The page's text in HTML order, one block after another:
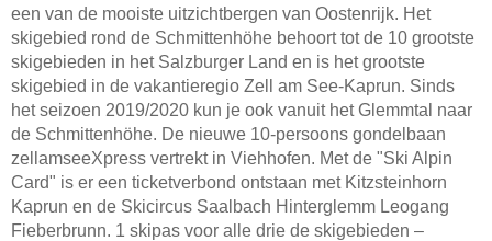
een van de mooiste uitzichtbergen van Oostenrijk. Het
skigebied rond de Schmittenhöhe behoort tot de 10 grootste
skigebieden in het Salzburger Land en is het grootste
skigebied in de vakantieregio Zell am See-Kaprun. Sinds
het seizoen 2019/2020 kun je ook vanuit het Glemmtal naar
de Schmittenhöhe. De nieuwe 10-persoons gondelbaan
zellamseeXpress vertrekt in Viehhofen. Met de "Ski Alpin
Card" is er een ticketverbond ontstaan met Kitzsteinhorn
Kaprun en de Skicircus Saalbach Hinterglemm Leogang
Fieberbrunn. 1 skipas voor alle drie de skigebieden –